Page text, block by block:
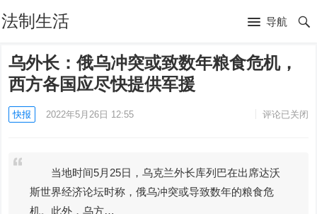
法制生活 导航
乌外长：俄乌冲突或致数年粮食危机，
西方各国应尽快提供军援
快报 2022年5月26日 12:55 评论已关闭
当地时间5月25日，乌克兰外长库列巴在出席达沃
斯世界经济论坛时称，俄乌冲突或导致数年的粮食危
机。此外，乌方…